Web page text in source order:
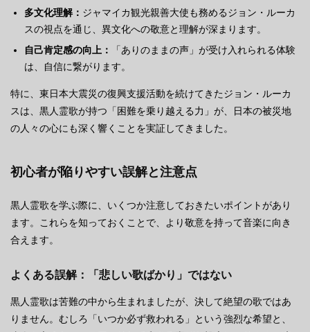
多文化理解： ジャマイカ観光親善大使も務めるジョン・ルーカ
スの視点を通じ、異文化への敬意と理解が深まります。
自己肯定感の向上：
「ありのままの声」が受け入れられる体験
は、自信に繋がります。
特に、東日本大震災の復興支援活動を続けてきたジョン・ルーカ
スは、黒人霊歌が持つ「困難を乗り越える力」が、日本の被災地
の人々の心にも深く響くことを実証してきました。
初心者が陥りやすい誤解と注意点
黒人霊歌を学ぶ際に、いくつか注意しておきたいポイントがあり
ます。これらを知っておくことで、より敬意を持って音楽に向き
合えます。
よくある誤解：「悲しい歌ばかり」ではない
黒人霊歌は苦難の中から生まれましたが、決して絶望の歌ではあ
りません。むしろ「いつか必ず救われる」という強烈な希望と、